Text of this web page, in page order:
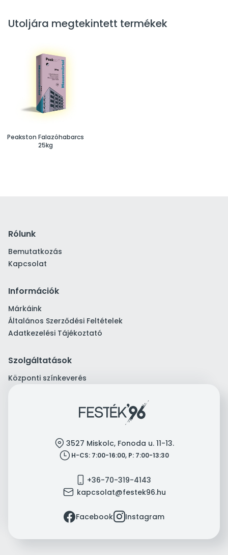
Utoljára megtekintett termékek
Peakston Falazóhabarcs
25kg
Rólunk
Bemutatkozás
Kapcsolat
Információk
Márkáink
Általános Szerződési Feltételek
Adatkezelési Tájékoztató
Szolgáltatások
Központi színkeverés
location 3527 Miskolc, Fonoda u. 11-13.
clock H-CS: 7:00-16:00, P: 7:00-13:30
mobile +36-70-319-4143
mail kapcsolat@festek96.hu
facebookFacebookinstagramInstagram